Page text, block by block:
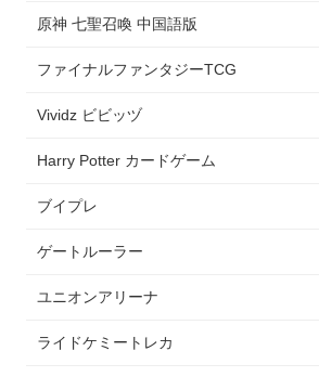
原神 七聖召喚 中国語版
ファイナルファンタジーTCG
Vividz ビビッヅ
Harry Potter カードゲーム
ブイプレ
ゲートルーラー
ユニオンアリーナ
ライドケミートレカ